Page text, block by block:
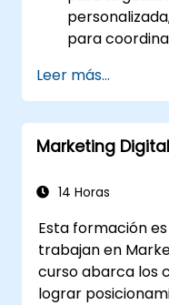
para
Leer más...
Marketing Digital
14 Horas
Esta formación
trabajan en
curso abarca los
lograr